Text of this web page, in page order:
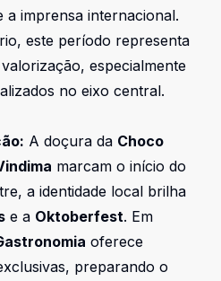
a imprensa internacional.
este período representa
especialmente
no eixo central.
A doçura da Choco
marcam o início do
a identidade local brilha
e a Oktoberfest. Em
oferece
preparando o